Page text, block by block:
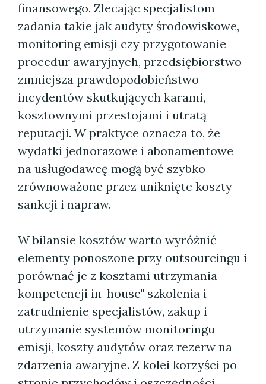
finansowego. Zlecając specjalistom
zadania takie jak audyty środowiskowe,
monitoring emisji czy przygotowanie
procedur awaryjnych, przedsiębiorstwo
zmniejsza prawdopodobieństwo
incydentów skutkujących karami,
kosztownymi przestojami i utratą
reputacji. W praktyce oznacza to, że
wydatki jednorazowe i abonamentowe
na usługodawcę mogą być szybko
zrównoważone przez uniknięte koszty
sankcji i napraw.
W bilansie kosztów warto wyróżnić
elementy ponoszone przy outsourcingu i
porównać je z kosztami utrzymania
kompetencji in-house" szkolenia i
zatrudnienie specjalistów, zakup i
utrzymanie systemów monitoringu
emisji, koszty audytów oraz rezerw na
zdarzenia awaryjne. Z kolei korzyści po